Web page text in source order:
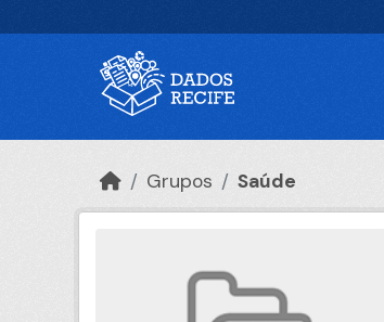
Grupos Saúde